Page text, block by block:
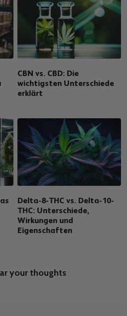
CBN vs. CBD: Die
wichtigsten Unterschiede
erklärt
Delta-8-THC vs. Delta-10-
THC: Unterschiede,
Wirkungen und
Eigenschaften
your thoughts